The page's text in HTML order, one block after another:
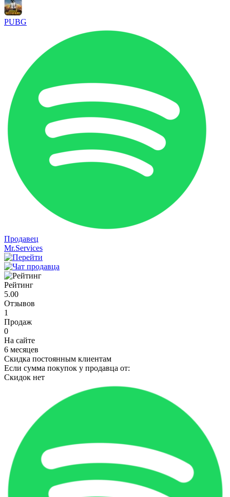
PUBG
Продавец
Mr.Services
Рейтинг
5.00
Отзывов
1
Продаж
0
На сайте
6 месяцев
Скидка постоянным клиентам
Если сумма покупок у продавца от:
Скидок нет